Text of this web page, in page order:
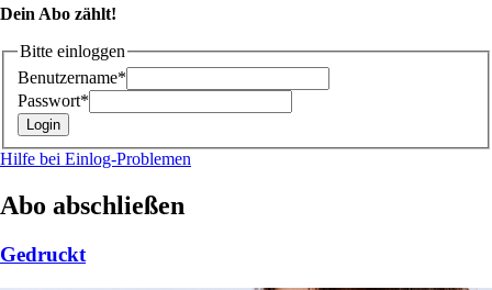
Dein Abo zählt!
Bitte einloggen
Benutzername*
Passwort*
Hilfe bei Einlog-Problemen
Abo abschließen
Gedruckt